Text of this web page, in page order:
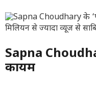
Sapna
कायम